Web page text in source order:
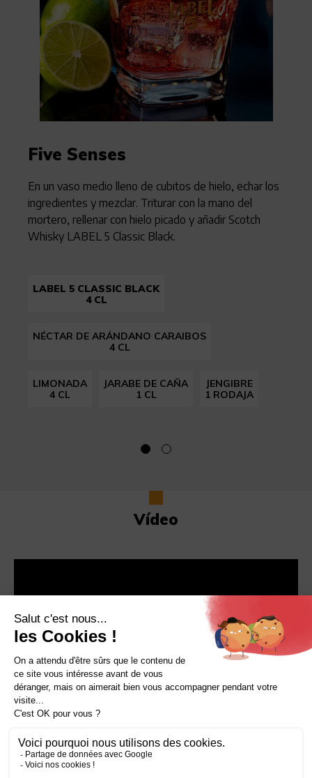
Five Senses
En un vaso medio lleno de cubitos de hielo, echar los
ingredientes y mezclar. Triturar con la mano del
mortero, rellenar con hielo picado y añadir Scotch
Whisky LABEL 5 Classic Black.
LABEL 5 CLASSIC BLACK
4 CL
NÉCTAR DE ARÁNDANO CARAIBOS
4 CL
LIMONADA
4 CL
JARABE DE CAÑA
1 CL
JENGIBRE
1 RODAJA
Vídeo
© La Martiniquaise 2026
Confidencialidad